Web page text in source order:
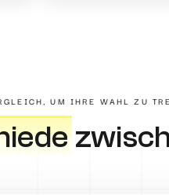
UM IHRE WAHL ZU